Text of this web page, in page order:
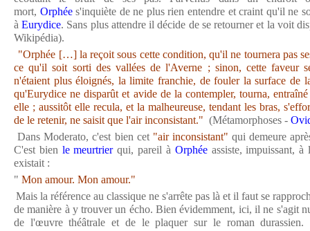
mort, Orphées'inquiète de ne plus rien entendre et craint qu'il ne
àEurydice. Sans plus attendre il décide de se retourner et la voit
Wikipédia).
"Orphée […] la reçoit sous cette condition, qu'il ne tournera pas
ce qu'il soit sorti des vallées de l'Averne ; sinon, cette faveur
n'étaient plus éloignés, la limite franchie, de fouler la surface de
qu'Eurydice ne disparût et avide de la contempler, tourna,
elle ; aussitôt elle recula, et la malheureuse, tendant les bras,
de le retenir, ne saisit que l'air inconsistant." (Métamorphoses -
Dans Moderato, c'est bien cet "air inconsistant" qui demeure
C'est bien le meurtrierqui, pareil à Orphéeassiste, impuissant,
existait :
" Mon amour. Mon amour."
Mais la référence au classique ne s'arrête pas là et il faut se
de manière à y trouver un écho. Bien évidemment, ici, il ne s'agit
de l'œuvre théâtrale et de le plaquer sur le roman durassien.